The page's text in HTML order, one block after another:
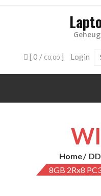
[ 0 / €0,00 ] Login
Home
8GB 2Rx8